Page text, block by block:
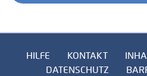
HILFE KONTAKT
DATENSCHUTZ